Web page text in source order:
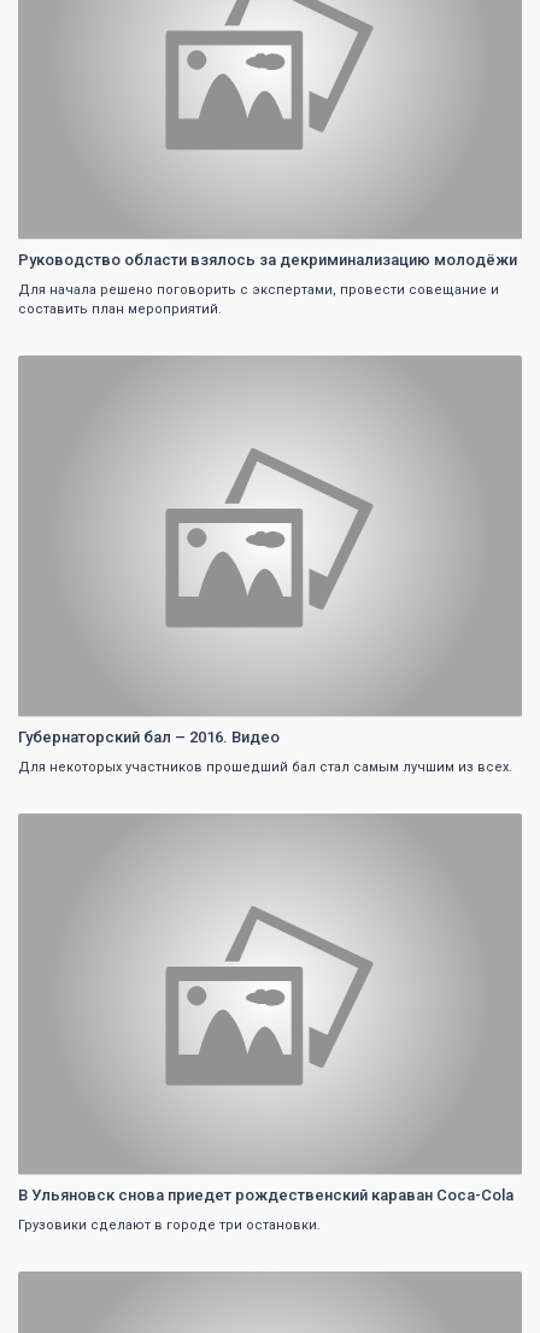
Руководство области взялось за декриминализацию молодёжи
Для начала решено поговорить с экспертами, провести совещание и
составить план мероприятий.
Губернаторский бал – 2016. Видео
Для некоторых участников прошедший бал стал самым лучшим из всех.
В Ульяновск снова приедет рождественский караван Coca-Cola
Грузовики сделают в городе три остановки.